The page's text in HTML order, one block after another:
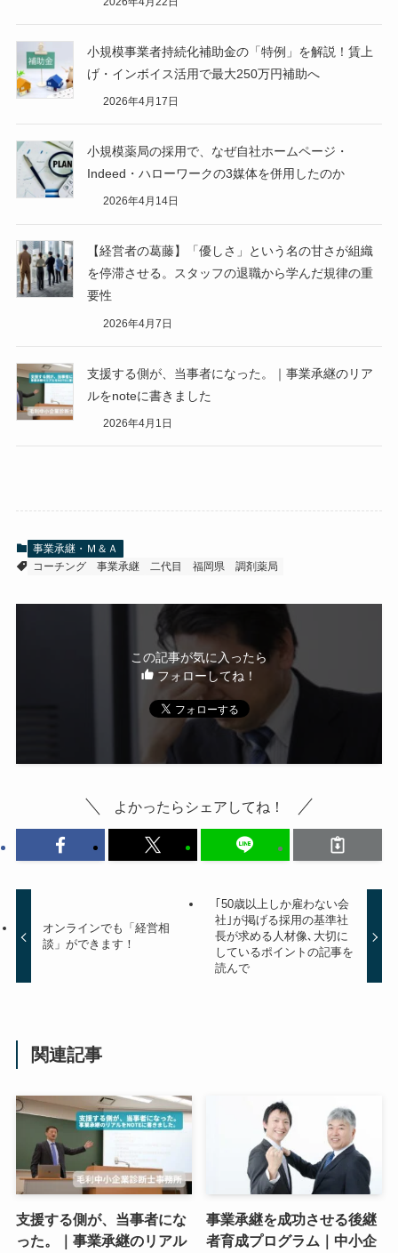
小規模事業者持続化補助金の「特例」を解説！賃上
げ・インボイス活用で最大250万円補助へ
2026年4月17日
小規模薬局の採用で、なぜ自社ホームページ・
Indeed・ハローワークの3媒体を併用したのか
2026年4月14日
【経営者の葛藤】「優しさ」という名の甘さが組織
を停滞させる。スタッフの退職から学んだ規律の重
要性
2026年4月7日
支援する側が、当事者になった。｜事業承継のリア
ルをnoteに書きました
2026年4月1日
事業承継・Ｍ＆Ａ
コーチング
事業承継 二代目 福岡県 調剤薬局
この記事が気に入ったら
フォローしてね！
よかったらシェアしてね！
オンラインでも「経営相
談」ができます！
｢50歳以上しか雇わない会
社｣が掲げる採用の基準社
長が求める人材像､大切に
しているポイントの記事を
読んで
関連記事
支援する側が、当事者にな
った。｜事業承継のリアル
事業承継を成功させる後継
者育成プログラム｜中小企